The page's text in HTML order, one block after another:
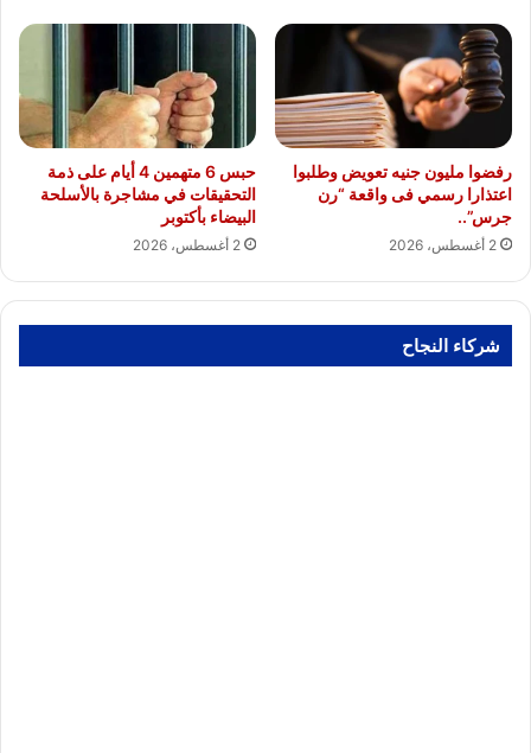
رفضوا مليون جنيه تعويض وطلبوا
اعتذارا رسمي فى واقعة “رن
جرس”..
2 أغسطس، 2026
حبس 6 متهمين 4 أيام على ذمة
التحقيقات في مشاجرة بالأسلحة
البيضاء بأكتوبر
2 أغسطس، 2026
شركاء النجاح